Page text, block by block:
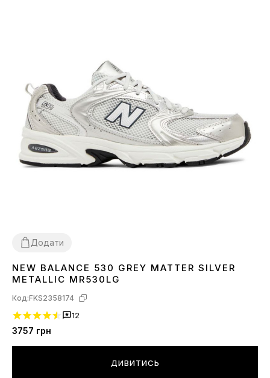
Додати
3637 3839404143 4445
NEW BALANCE 530 GREY MATTER SILVER
METALLIC MR530LG
Код:FKS2358174
12
3757 грн
ДИВИТИСЬ